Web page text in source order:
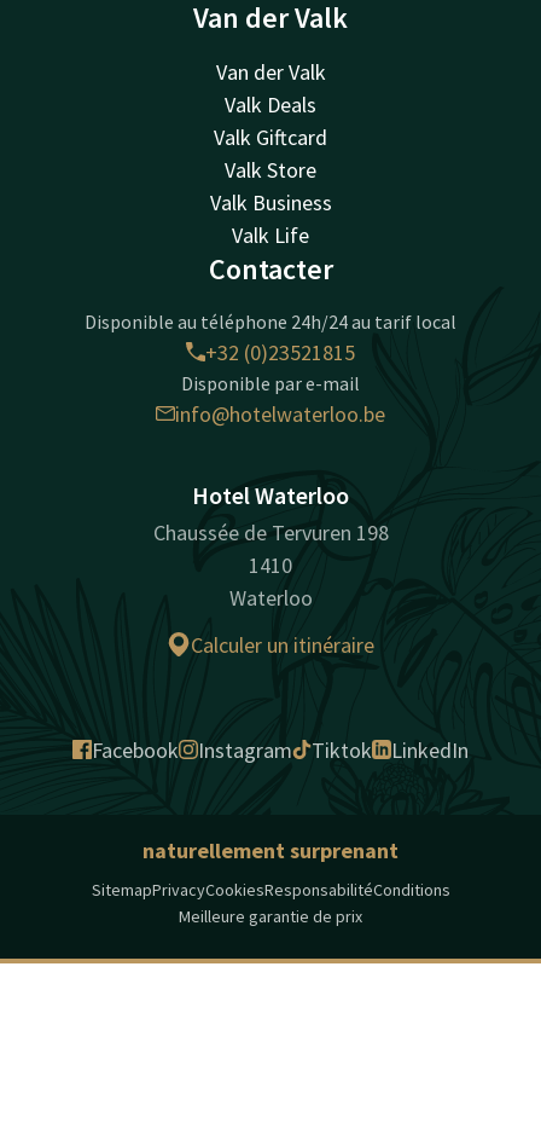
Van der Valk
Van der Valk
Valk Deals
Valk Giftcard
Valk Store
Valk Business
Valk Life
Contacter
Disponible au téléphone 24h/24 au tarif local
+32 (0)23521815
Disponible par e-mail
info@hotelwaterloo.be
Hotel Waterloo
Chaussée de Tervuren 198
1410
Waterloo
Calculer un itinéraire
Facebook Instagram Tiktok LinkedIn
naturellement surprenant
SitemapPrivacyCookiesResponsabilitéConditions
Meilleure garantie de prix